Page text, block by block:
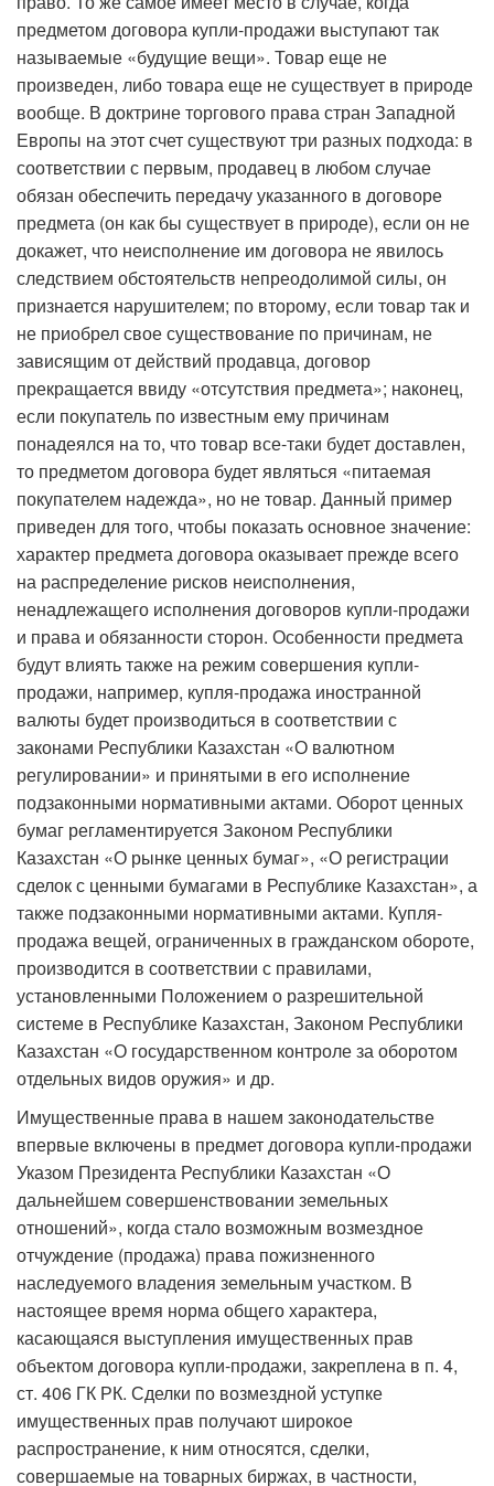
предметом договора купли-продажи выступают так
называемые «будущие вещи». Товар еще не
произведен, либо товара еще не существует в природе
вообще. В доктрине торгового права стран Западной
Европы на этот счет существуют три разных подхода: в
соответствии с первым, продавец в любом случае
обязан обеспечить передачу указанного в договоре
предмета (он как бы существует в природе), если он не
докажет, что неисполнение им договора не явилось
следствием обстоятельств непреодолимой силы, он
признается нарушителем; по второму, если товар так и
не приобрел свое существование по причинам, не
зависящим от действий продавца, договор
прекращается ввиду «отсутствия предмета»; наконец,
если покупатель по известным ему причинам
понадеялся на то, что товар все-таки будет доставлен,
то предметом договора будет являться «питаемая
покупателем надежда», но не товар. Данный пример
приведен для того, чтобы показать основное значение:
характер предмета договора оказывает прежде всего
на распределение рисков неисполнения,
ненадлежащего исполнения договоров купли-продажи
и права и обязанности сторон. Особенности предмета
будут влиять также на режим совершения купли-
продажи, например, купля-продажа иностранной
валюты будет производиться в соответствии с
законами Республики Казахстан «О валютном
регулировании» и принятыми в его исполнение
подзаконными нормативными актами. Оборот ценных
бумаг рег­ламентируется Законом Республики
Казахстан «О рынке ценных бумаг», «О регистрации
сделок с ценными бумагами в Республике Казахстан», а
также подзаконными нормативными актами. Купля-
продажа вещей, ограниченных в гражданском обороте,
производится в соответствии с правилами,
установленными Положением о разрешительной
системе в Республике Казахстан, Законом Республики
Казахстан «О государственном контроле за оборотом
отдельных видов оружия» и др.
Имущественные права в нашем законодательстве
впервые включены в предмет договора купли-продажи
Указом Президента Республики Казахстан «О
дальнейшем совершенствовании земельных
отношений», когда стало возможным возмездное
отчуждение (продажа) права пожиз­ненного
наследуемого владения земельным участком. В
настоящее время норма общего характера,
касающаяся выступления имущественных прав
объектом договора купли-продажи, закреплена в п. 4,
ст. 406 ГК РК. Сделки по возмездной уступке
имущественных прав получают широкое
распространение, к ним относятся, сделки,
совершаемые на товарных биржах, в частности,